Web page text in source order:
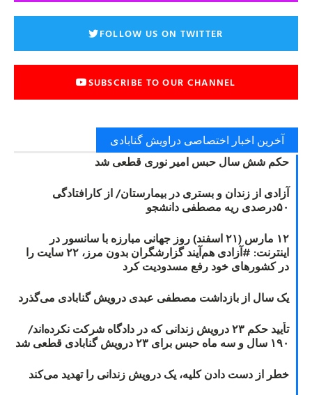
FOLLOW US ON TWITTER
SUBSCRIBE TO OUR CHANNEL
آخرین اخبار اختصاصی دراویش گنابادی
حکم شش سال حبس امیر نوری قطعی شد
آزادی از زندان و بستری در بیمارستان/ از کارافتادگی
۵۰درصدی ریه مصطفی دانشجو
۱۲ مارس (۲۱ اسفند) روز جهانی مبارزه با سانسور در
اینترنت: #آزادی هم‌آیند گزارشگران‌ بدون مرز، ۲۲ سایت را
در کشورهای خود رفع مسدودیت کرد
یک سال از بازداشت مصطفی عبدی درویش گنابادی می‌گذرد
تأیید حکم ۲۳ درویش زندانی که در دادگاه شرکت نکرده‌اند/
۱۹۰ سال و سه ماه حبس برای ۲۳ درویش گنابادی قطعی شد
خطر از دست دادن کلیه، یک درویش زندانی را تهدید می‌کند